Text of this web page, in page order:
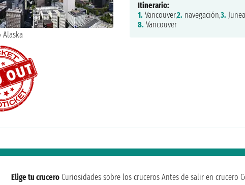
Itinerario:
1. Vancouver,2. navegación,3.
8. Vancouver
Elige tu crucero Curiosidades sobre los cruceros Antes de salir en crucero